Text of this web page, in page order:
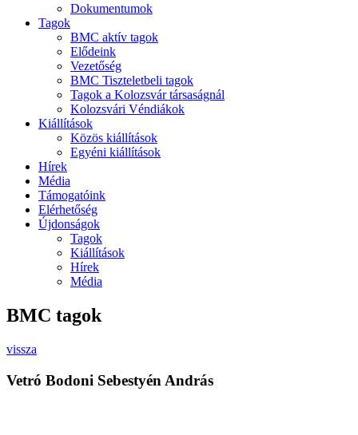
Dokumentumok
Tagok
BMC aktív tagok
Elődeink
Vezetőség
BMC Tiszteletbeli tagok
Tagok a Kolozsvár társaságnál
Kolozsvári Véndiákok
Kiállítások
Közös kiállítások
Egyéni kiállítások
Hírek
Média
Támogatóink
Elérhetőség
Újdonságok
Tagok
Kiállítások
Hírek
Média
BMC tagok
vissza
Vetró Bodoni Sebestyén András